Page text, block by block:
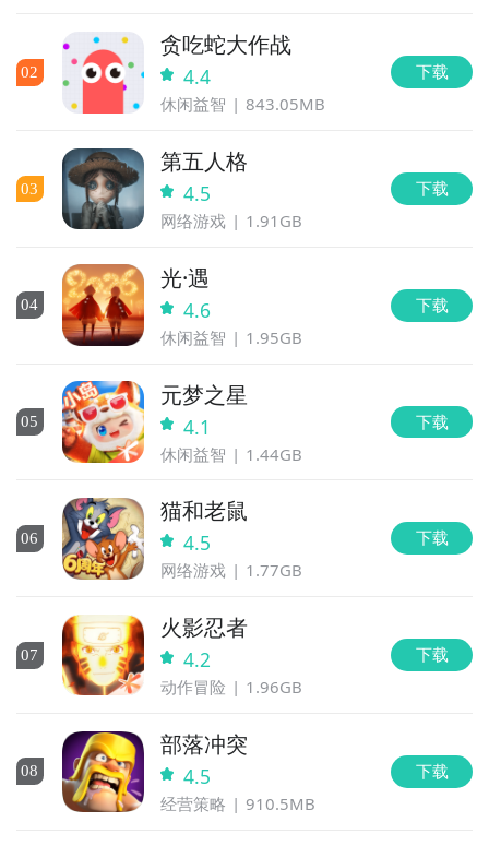
02
贪吃蛇大作战
4.4
休闲益智 843.05MB
下载
03
第五人格
4.5
网络游戏 1.91GB
下载
04
光·遇
4.6
休闲益智 1.95GB
下载
05
元梦之星
4.1
休闲益智 1.44GB
下载
06
猫和老鼠
4.5
网络游戏 1.77GB
下载
07
火影忍者
4.2
动作冒险 1.96GB
下载
08
部落冲突
4.5
经营策略 910.5MB
下载